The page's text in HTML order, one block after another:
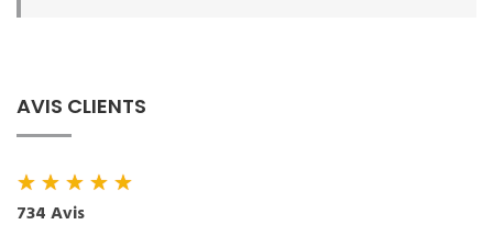
AVIS CLIENTS
★★★★★
734 Avis